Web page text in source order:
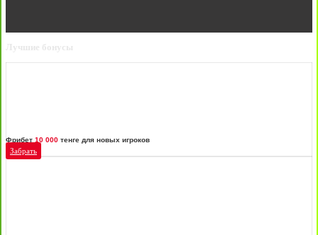
Лучшие бонусы
Фрибет 10 000 тенге для новых игроков
Забрать